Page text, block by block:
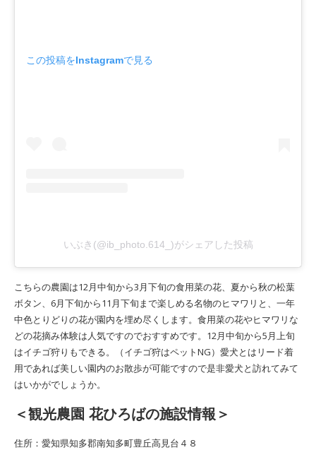
この投稿をInstagramで見る
いぶき(@ib_photo.614_)がシェアした投稿
こちらの農園は12月中旬から3月下旬の食用菜の花、夏から秋の松葉
ボタン、6月下旬から11月下旬まで楽しめる名物のヒマワリと、一年
中色とりどりの花が園内を埋め尽くします。食用菜の花やヒマワリな
どの花摘み体験は人気ですのでおすすめです。12月中旬から5月上旬
はイチゴ狩りもできる。（イチゴ狩はペットNG）愛犬とはリード着
用であれば美しい園内のお散歩が可能ですので是非愛犬と訪れてみて
はいかがでしょうか。
＜観光農園 花ひろばの施設情報＞
住所：愛知県知多郡南知多町豊丘高見台４８